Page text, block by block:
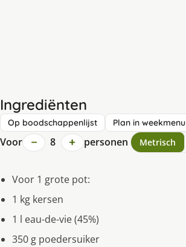
Ingrediënten
Op boodschappenlijst Plan in weekmenu
Voor − 8 + personen Metrisch
Voor 1 grote pot:
1 kg kersen
1 l eau-de-vie (45%)
350 g poedersuiker